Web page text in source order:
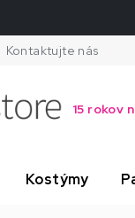
Kontaktujte nás
15 rokov
Kostýmy